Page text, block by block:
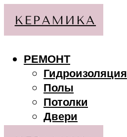
РЕМОНТ
Гидроизоляция
Полы
Потолки
Двери